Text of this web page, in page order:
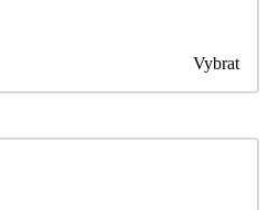
Vybrat